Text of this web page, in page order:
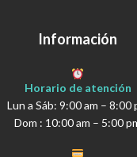
Información
Horario de atención
Lun a Sáb: 9:00 am – 8:00
Dom : 10:00 am – 5:00